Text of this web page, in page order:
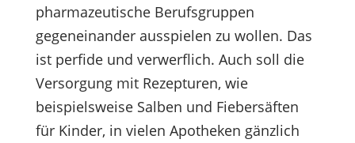
pharmazeutische Berufsgruppen
gegeneinander ausspielen zu wollen. Das
ist perfide und verwerflich. Auch soll die
Versorgung mit Rezepturen, wie
beispielsweise Salben und Fiebersäften
für Kinder, in vielen Apotheken gänzlich